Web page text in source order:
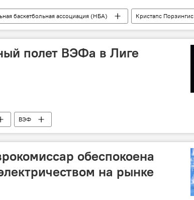
баскетбольная ассоциация (НБА) Кристапс Порзингис
полет ВЭФа в Лиге
ВЭФ
обеспокоена
на рынке